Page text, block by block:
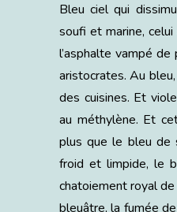
Bleu ciel qui
soufi et marine,
l’asphalte vampé
aristocrates. Au
des cuisines. Et
au méthylène. Et
plus que le bleu de
froid et limpide, le
chatoiement royal
bleuâtre, la fumée